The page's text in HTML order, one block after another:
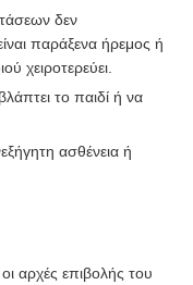
δεν
παράξενα ήρεμος ή
χειροτερεύει.
το παιδί ή να
ασθένεια ή
αρχές επιβολής του